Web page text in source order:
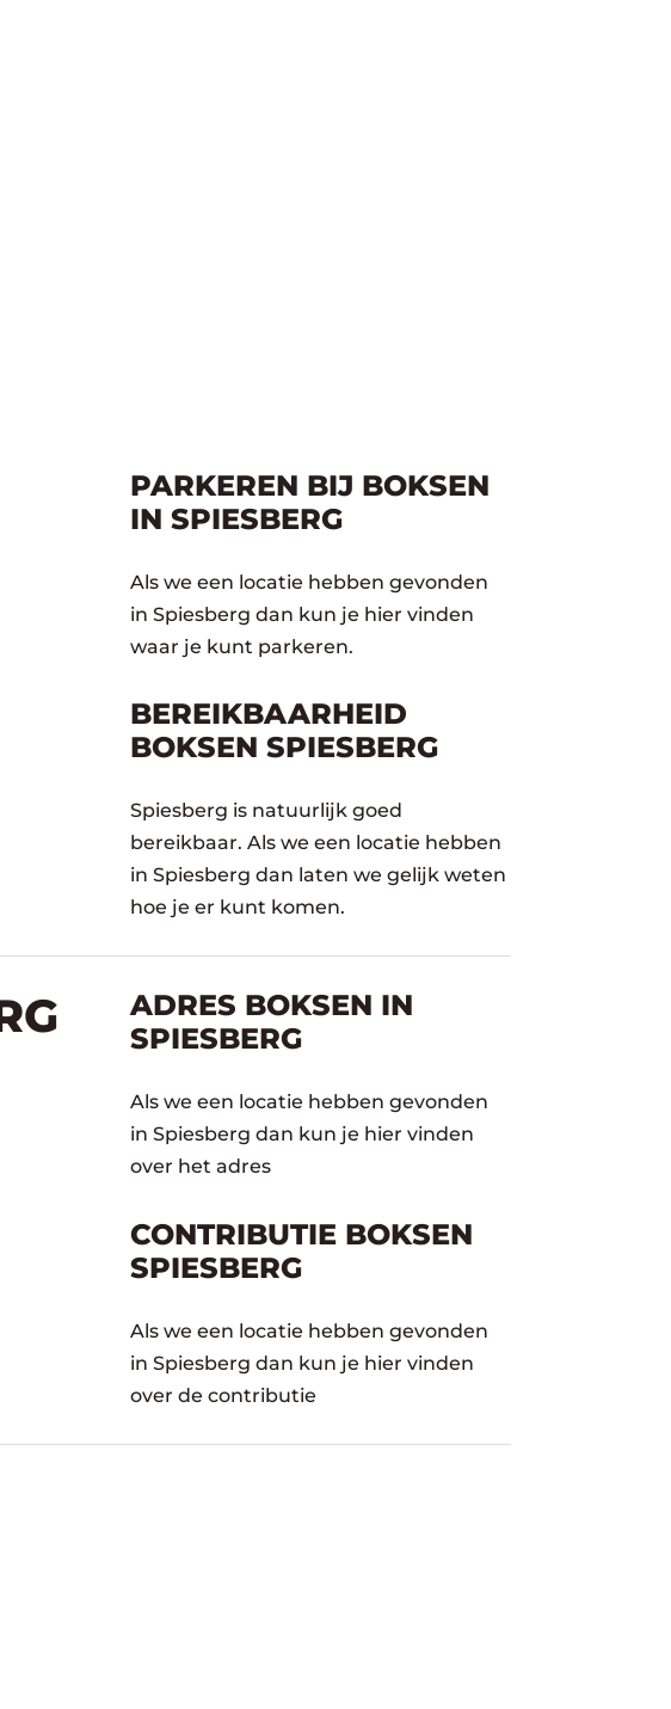
PARKEREN BIJ BOKSEN
IN SPIESBERG
Als we een locatie hebben gevonden
in Spiesberg dan kun je hier vinden
waar je kunt parkeren.
BEREIKBAARHEID
BOKSEN SPIESBERG
Spiesberg is natuurlijk goed
bereikbaar. Als we een locatie hebben
in Spiesberg dan laten we gelijk weten
hoe je er kunt komen.
ADRES BOKSEN IN
SPIESBERG
Als we een locatie hebben gevonden
in Spiesberg dan kun je hier vinden
over het adres
CONTRIBUTIE BOKSEN
SPIESBERG
Als we een locatie hebben gevonden
in Spiesberg dan kun je hier vinden
over de contributie